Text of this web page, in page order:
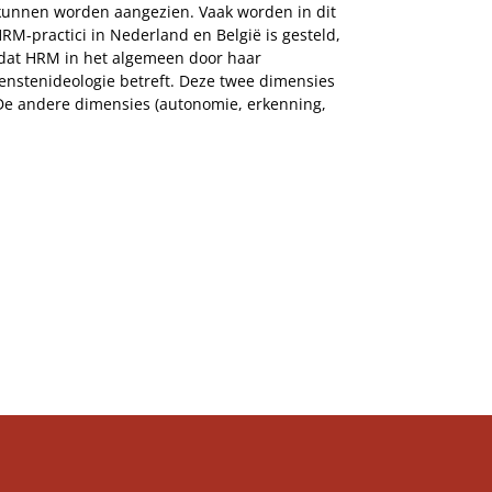
worden aangezien. Vaak worden in dit
practici in Nederland en België is gesteld,
HRM in het algemeen door haar
betreft. Deze twee dimensies
andere dimensies (autonomie, erkenning,